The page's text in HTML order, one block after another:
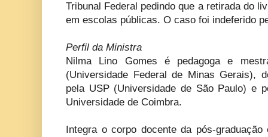
Tribunal Federal pedindo que a retirada do
em escolas públicas. O caso foi indeferido
Perfil da Ministra
Nilma Lino Gomes é pedagoga e
(Universidade Federal de Minas Gerais),
pela USP (Universidade de São Paulo) e
Universidade de Coimbra.
Integra o corpo docente da pós-